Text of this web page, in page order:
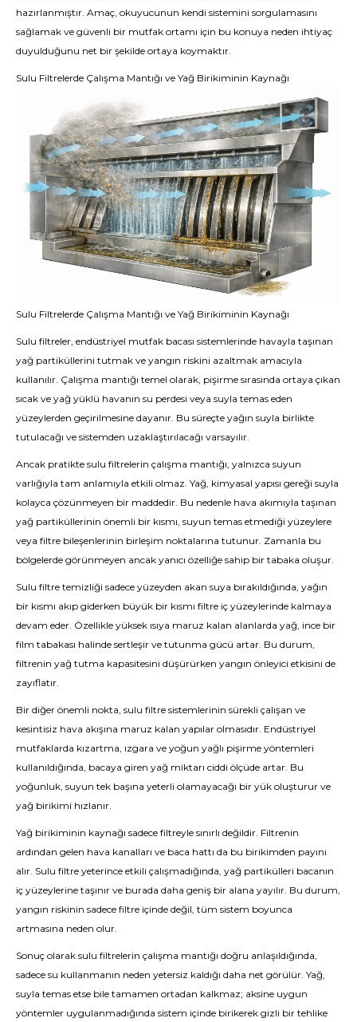
hazırlanmıştır. Amaç, okuyucunun kendi sistemini sorgulamasını
sağlamak ve güvenli bir mutfak ortamı için bu konuya neden ihtiyaç
duyulduğunu net bir şekilde ortaya koymaktır.
Sulu Filtrelerde Çalışma Mantığı ve Yağ Birikiminin Kaynağı
Sulu Filtrelerde Çalışma Mantığı ve Yağ Birikiminin Kaynağı
Sulu filtreler, endüstriyel mutfak bacası sistemlerinde havayla taşınan
yağ partiküllerini tutmak ve yangın riskini azaltmak amacıyla
kullanılır. Çalışma mantığı temel olarak, pişirme sırasında ortaya çıkan
sıcak ve yağ yüklü havanın su perdesi veya suyla temas eden
yüzeylerden geçirilmesine dayanır. Bu süreçte yağın suyla birlikte
tutulacağı ve sistemden uzaklaştırılacağı varsayılır.
Ancak pratikte sulu filtrelerin çalışma mantığı, yalnızca suyun
varlığıyla tam anlamıyla etkili olmaz. Yağ, kimyasal yapısı gereği suyla
kolayca çözünmeyen bir maddedir. Bu nedenle hava akımıyla taşınan
yağ partiküllerinin önemli bir kısmı, suyun temas etmediği yüzeylere
veya filtre bileşenlerinin birleşim noktalarına tutunur. Zamanla bu
bölgelerde görünmeyen ancak yanıcı özelliğe sahip bir tabaka oluşur.
Sulu filtre temizliği sadece yüzeyden akan suya bırakıldığında, yağın
bir kısmı akıp giderken büyük bir kısmı filtre iç yüzeylerinde kalmaya
devam eder. Özellikle yüksek ısıya maruz kalan alanlarda yağ, ince bir
film tabakası halinde sertleşir ve tutunma gücü artar. Bu durum,
filtrenin yağ tutma kapasitesini düşürürken yangın önleyici etkisini de
zayıflatır.
Bir diğer önemli nokta, sulu filtre sistemlerinin sürekli çalışan ve
kesintisiz hava akışına maruz kalan yapılar olmasıdır. Endüstriyel
mutfaklarda kızartma, ızgara ve yoğun yağlı pişirme yöntemleri
kullanıldığında, bacaya giren yağ miktarı ciddi ölçüde artar. Bu
yoğunluk, suyun tek başına yeterli olamayacağı bir yük oluşturur ve
yağ birikimi hızlanır.
Yağ birikiminin kaynağı sadece filtreyle sınırlı değildir. Filtrenin
ardından gelen hava kanalları ve baca hattı da bu birikimden payını
alır. Sulu filtre yeterince etkili çalışmadığında, yağ partikülleri bacanın
iç yüzeylerine taşınır ve burada daha geniş bir alana yayılır. Bu durum,
yangın riskinin sadece filtre içinde değil, tüm sistem boyunca
artmasına neden olur.
Sonuç olarak sulu filtrelerin çalışma mantığı doğru anlaşıldığında,
sadece su kullanmanın neden yetersiz kaldığı daha net görülür. Yağ,
suyla temas etse bile tamamen ortadan kalkmaz; aksine uygun
yöntemler uygulanmadığında sistem içinde birikerek gizli bir tehlike